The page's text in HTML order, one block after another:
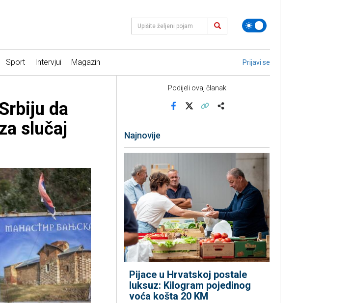
Sport Intervjui Magazin Prijavi se
da
slučaj
Podijeli ovaj članak
Najnovije
Pijace u Hrvatskoj postale
luksuz: Kilogram pojedinog
voća košta 20 KM